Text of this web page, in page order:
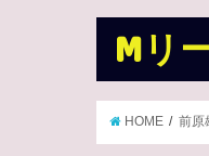
Mリ
HOME 前原